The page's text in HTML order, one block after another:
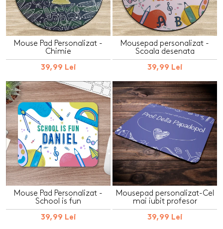
Mouse Pad Personalizat -
Chimie
39,99 Lei
Mousepad personalizat -
Scoala desenata
39,99 Lei
Mouse Pad Personalizat -
School is fun
39,99 Lei
Mousepad personalizat-Cel
mai iubit profesor
39,99 Lei